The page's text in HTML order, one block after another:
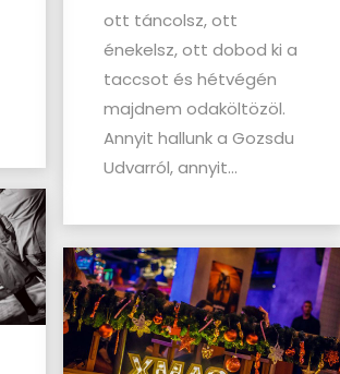
ott táncolsz, ott
énekelsz, ott dobod ki a
taccsot és hétvégén
majdnem odaköltözöl.
Annyit hallunk a Gozsdu
Udvarról, annyit...